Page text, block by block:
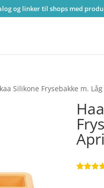
og linker til shops med
Silikone Frysebakke m.